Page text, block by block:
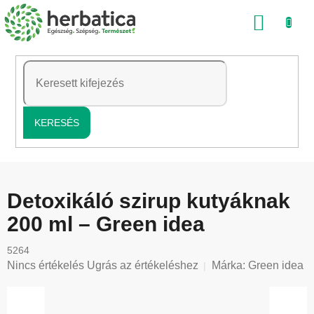
Ugrás
a
tartalomhoz
KERESÉS
Detoxikáló szirup kutyáknak
200 ml – Green idea
5264
A
Nincs értékelés Ugrás az értékeléshez Márka: Green idea